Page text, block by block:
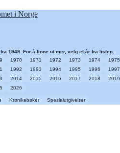
1949. For å finne ut mer, velg et år fra listen.
1970 1971 1972 1973 1974 1975
1992 1993 1994 1995 1996 1997
2014 2015 2016 2017 2018 2019
2026
Krønikebøker Spesialutgivelser